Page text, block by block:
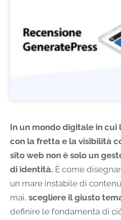
In un mondo digitale in cui
con la fretta e la visibilità
sito web non è solo un
di identità. È come
un mare instabile di
mai, scegliere il giusto
definire le fondamenta di